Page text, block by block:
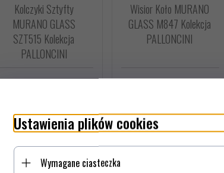
Kolczyki Sztyfty
MURANO GLASS
SZT515 Kolekcja
PALLONCINI
Wisior Koło MURANO
GLASS M847 Kolekcja
PALLONCINI
Ustawienia plików cookies
Wymagane ciasteczka